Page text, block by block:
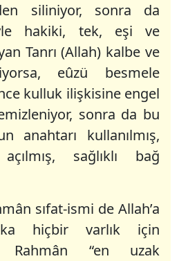
siliniyor, sonra da
hakiki, tek, eşi ve
Tanrı (Allah) kalbe ve
eûzü besmele
kulluk ilişkisine engel
sonra da bu
anahtarı kullanılmış,
sağlıklı bağ
sıfat-ismi de Allah’a
hiçbir varlık için
Rahmân “en uzak